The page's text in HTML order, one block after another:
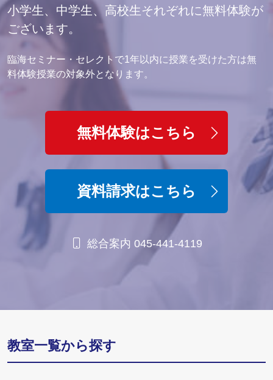
小学生、中学生、高校生それぞれに無料体験が
ございます。
臨海セミナー・セレクトで1年以内に授業を受けた方は無
料体験授業の対象外となります。
無料体験はこちら
資料請求はこちら
総合案内 045-441-4119
教室一覧から探す